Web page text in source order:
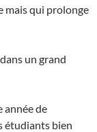
mais qui prolonge
un grand
année de
étudiants bien